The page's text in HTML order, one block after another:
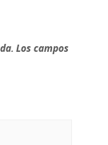
Los campos